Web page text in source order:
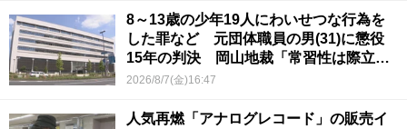
8～13歳の少年19人にわいせつな行為を
した罪など 元団体職員の男(31)に懲役
15年の判決 岡山地裁「常習性は際立っ
ていて被害結果も非常に重い」
2026/8/7(金)16:47
人気再燃「アナログレコード」の販売イ